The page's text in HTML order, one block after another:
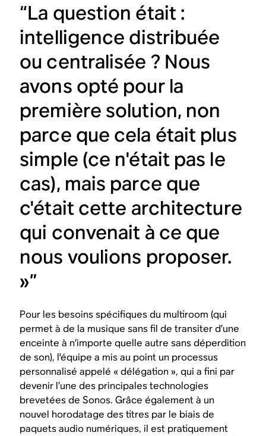
“La question était :
intelligence distribuée
ou centralisée ? Nous
avons opté pour la
première solution, non
parce que cela était plus
simple (ce n'était pas le
cas), mais parce que
c'était cette architecture
qui convenait à ce que
nous voulions proposer.
»”
Pour les besoins spécifiques du multiroom (qui
permet à de la musique sans fil de transiter d’une
enceinte à n’importe quelle autre sans déperdition
de son), l'équipe a mis au point un processus
personnalisé appelé « délégation », qui a fini par
devenir l’une des principales technologies
brevetées de Sonos. Grâce également à un
nouvel horodatage des titres par le biais de
paquets audio numériques, il est pratiquement